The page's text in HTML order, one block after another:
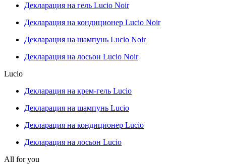
Декларация на гель Lucio Noir
Декларация на кондиционер Lucio Noir
Декларация на шампунь Lucio Noir
Декларация на лосьон Lucio Noir
Lucio
Декларация на крем-гель Lucio
Декларация на шампунь Lucio
Декларация на кондиционер Lucio
Декларация на лосьон Lucio
All for you